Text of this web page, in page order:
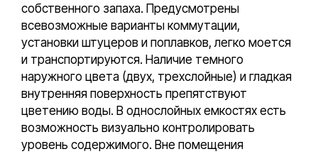
собственного запаха. Предусмотрены
всевозможные варианты коммутации,
установки штуцеров и поплавков, легко моется
и транспортируются. Наличие темного
наружного цвета (двух, трехслойные) и гладкая
внутренняя поверхность препятствуют
цветению воды. В однослойных емкостях есть
возможность визуально контролировать
уровень содержимого. Вне помещения